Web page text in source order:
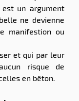
est un argument
ne devienne
manifestion ou
et qui par leur
risque de
en bêton.